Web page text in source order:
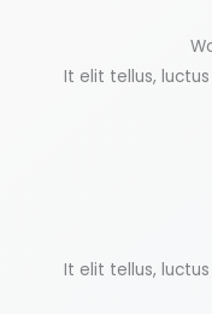
It elit tellus,
It elit tellus,